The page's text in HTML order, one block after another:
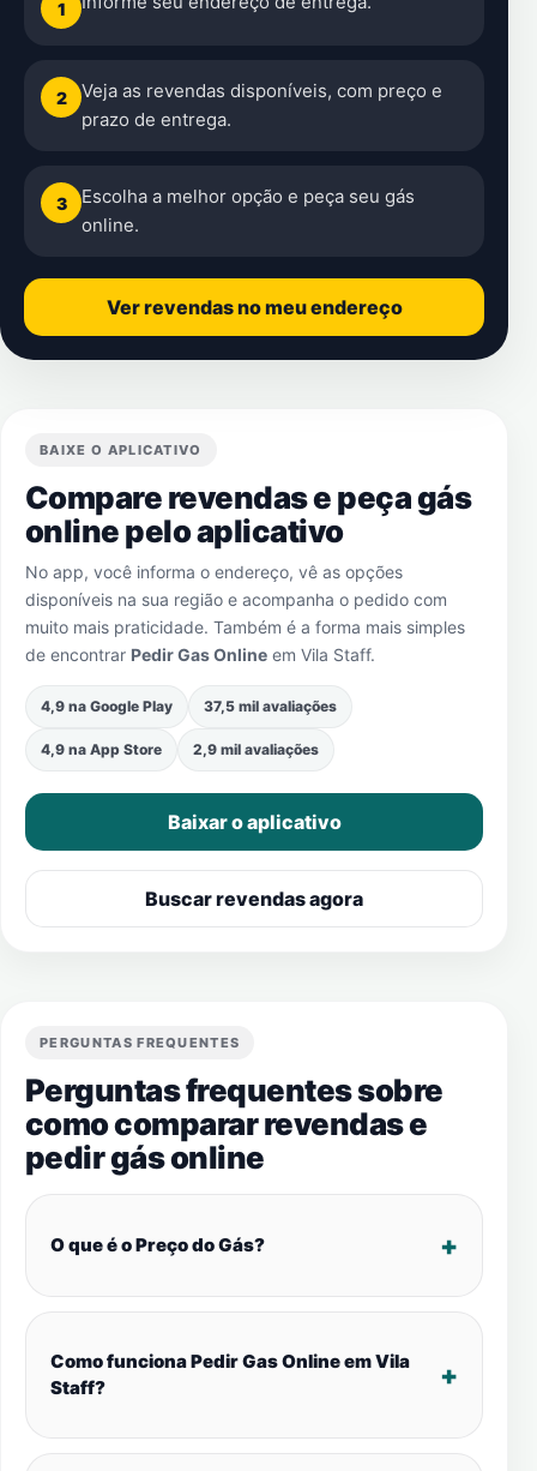
1
2
Veja as revendas disponíveis, com preço e
prazo de entrega.
3
Escolha a melhor opção e peça seu gás
online.
Ver revendas no meu endereço
BAIXE O APLICATIVO
Compare revendas e peça gás
online pelo aplicativo
No app, você informa o endereço, vê as opções
disponíveis na sua região e acompanha o pedido com
muito mais praticidade. Também é a forma mais simples
de encontrar Pedir Gas Online em Vila Staff.
4,9 na Google Play 37,5 mil avaliações
4,9 na App Store 2,9 mil avaliações
Baixar o aplicativo
Buscar revendas agora
PERGUNTAS FREQUENTES
Perguntas frequentes sobre
como comparar revendas e
pedir gás online
O que é o Preço do Gás?
Como funciona Pedir Gas Online em Vila
Staff?